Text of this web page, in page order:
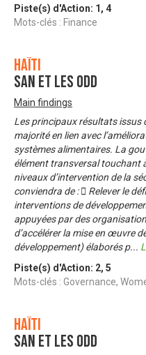
Piste(s) d'Action: 1 , 4
Mots-clés : Finance
Haïti
SAN et les ODD
Main findings
Les principaux résultats issus
majorité en lien avec
systèmes alimentaires. La
élément transversal touchant
niveaux d’intervention de la
conviendra de :  Relever le
interventions de
appuyées par des
d’accélérer la mise en œuvre
développement) élaborés p...
Piste(s) d'Action: 2, 5
Mots-clés : Governance,
Haïti
SAN et les ODD